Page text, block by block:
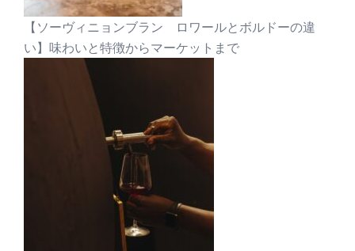
【ソーヴィニョンブラン ロワールとボルドーの違
い】味わいと特徴からマーケットまで